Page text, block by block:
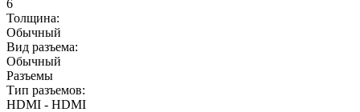
6
Толщина:
Обычный
Вид разъема:
Обычный
Разъемы
Тип разъемов:
HDMI - HDMI